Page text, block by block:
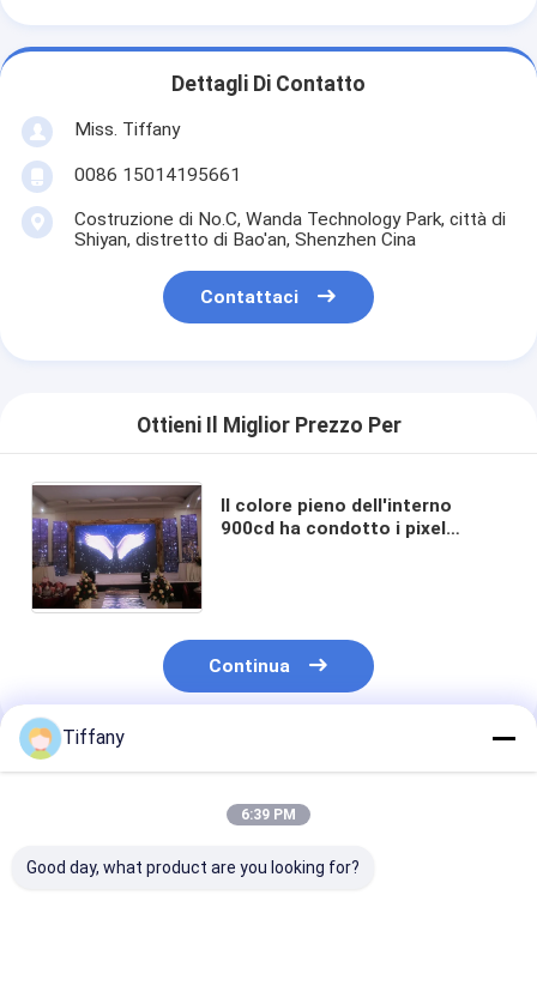
Dettagli Di Contatto
Miss. Tiffany
0086 15014195661
Costruzione di No.C, Wanda Technology Park, città di
Shiyan, distretto di Bao'an, Shenzhen Cina
Contattaci
Ottieni Il Miglior Prezzo Per
Il colore pieno dell'interno
900cd ha condotto i pixel
Continua
Prodotti Raccomandati
Tiffany
6:39 PM
Good day, what product are you looking for?